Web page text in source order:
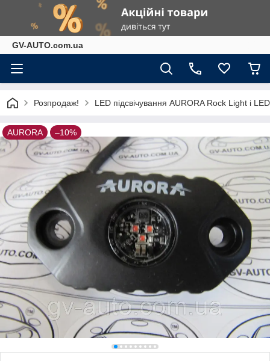
GV-AUTO.com.ua
Розпродаж! LED підсвічування AURORA Rock Light і
AURORA –10%